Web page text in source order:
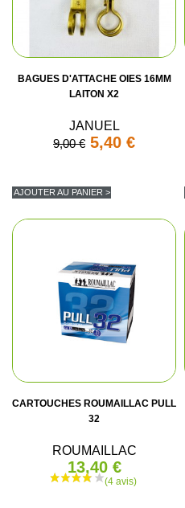
BAGUES D'ATTACHE OIES 16MM
LAITON X2
JANUEL
9,00 € 5,40 €
AJOUTER AU PANIER >
CARTOUCHES ROUMAILLAC PULL
32
ROUMAILLAC
13,40 €